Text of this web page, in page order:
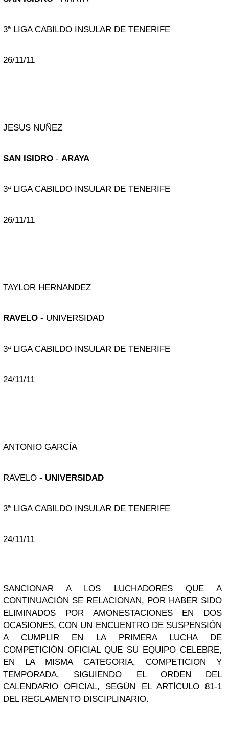
3ª LIGA CABILDO INSULAR DE TENERIFE
26/11/11
JESUS NUÑEZ
SAN ISIDRO - ARAYA
3ª LIGA CABILDO INSULAR DE TENERIFE
26/11/11
TAYLOR HERNANDEZ
RAVELO - UNIVERSIDAD
3ª LIGA CABILDO INSULAR DE TENERIFE
24/11/11
ANTONIO GARCÍA
RAVELO - UNIVERSIDAD
3ª LIGA CABILDO INSULAR DE TENERIFE
24/11/11
SANCIONAR A LOS LUCHADORES QUE A
CONTINUACIÓN SE RELACIONAN, POR HABER SIDO
ELIMINADOS POR AMONESTACIONES EN DOS
OCASIONES, CON UN ENCUENTRO DE SUSPENSIÓN
A CUMPLIR EN LA PRIMERA LUCHA DE
COMPETICIÓN OFICIAL QUE SU EQUIPO CELEBRE,
EN LA MISMA CATEGORIA, COMPETICION Y
TEMPORADA, SIGUIENDO EL ORDEN DEL
CALENDARIO OFICIAL, SEGÚN EL ARTÍCULO 81-1
DEL REGLAMENTO DISCIPLINARIO.